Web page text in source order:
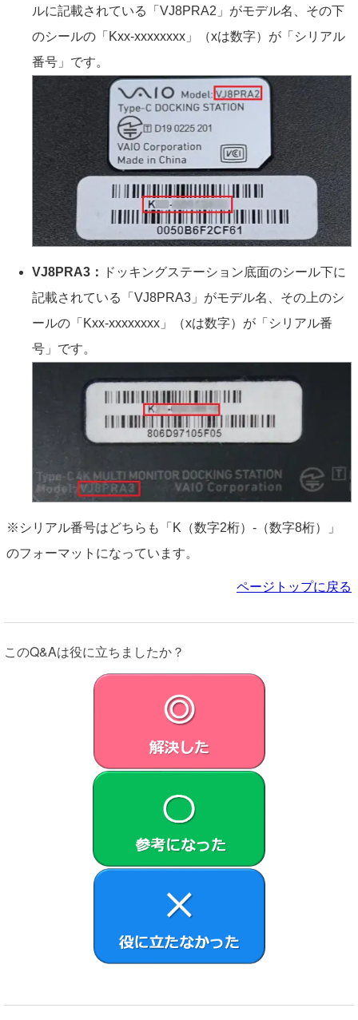
ルに記載されている「VJ8PRA2」がモデル名、その下
のシールの「Kxx-xxxxxxxx」（xは数字）が「シリアル
番号」です。
VJ8PRA3：
ドッキングステーション底面のシール下に
記載されている「VJ8PRA3」がモデル名、その上のシ
ールの「Kxx-xxxxxxxx」（xは数字）が「シリアル番
号」です。
※シリアル番号はどちらも「K（数字2桁）-（数字8桁）」
のフォーマットになっています。
ページトップに戻る
このQ&Aは役に立ちましたか？